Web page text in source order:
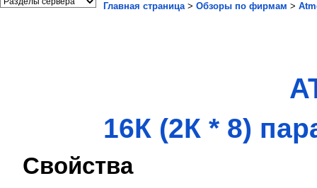
Главная страница> Обзоры по фирмам >
16К (2К * 8)
Свойства